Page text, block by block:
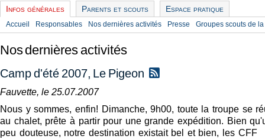
Infos générales Parents et scouts Espace pratique
Accueil Responsables Nos dernières activités Presse Groupes scouts de
Nos dernières activités
Camp d'été 2007, Le Pigeon
Fauvette, le 25.07.2007
Nous y sommes, enfin! Dimanche, 9h00, toute la troupe se
au chalet, prête à partir pour une grande expédition. Bien
peu douteuse, notre destination existait bel et bien, les CFF